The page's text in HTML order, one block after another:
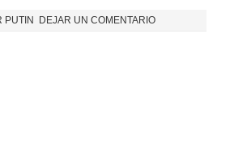
PUTIN DEJAR UN COMENTARIO